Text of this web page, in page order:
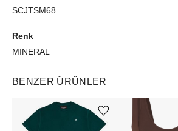
SCJTSM68
Renk
MINERAL
BENZER ÜRÜNLER
Ürünü istek listesine ekle veya listeden çıkar